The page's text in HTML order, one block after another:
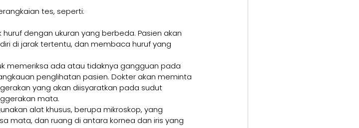
tes, seperti:
huruf dengan ukuran yang berbeda. Pasien akan
di jarak tertentu, dan membaca huruf yang
memeriksa ada atau tidaknya gangguan pada
penglihatan pasien. Dokter akan meminta
yang akan diisyaratkan pada sudut
mata.
alat khusus, berupa mikroskop, yang
mata, dan ruang di antara kornea dan iris yang